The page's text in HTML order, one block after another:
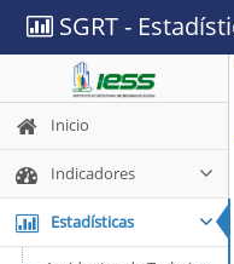
SGRT -
Inicio
Indicadores
Estadísticas